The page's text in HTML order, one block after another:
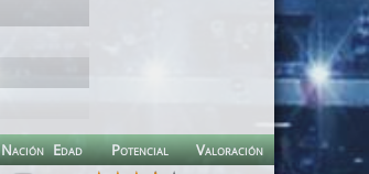
Nación Edad Potencial
Valoración